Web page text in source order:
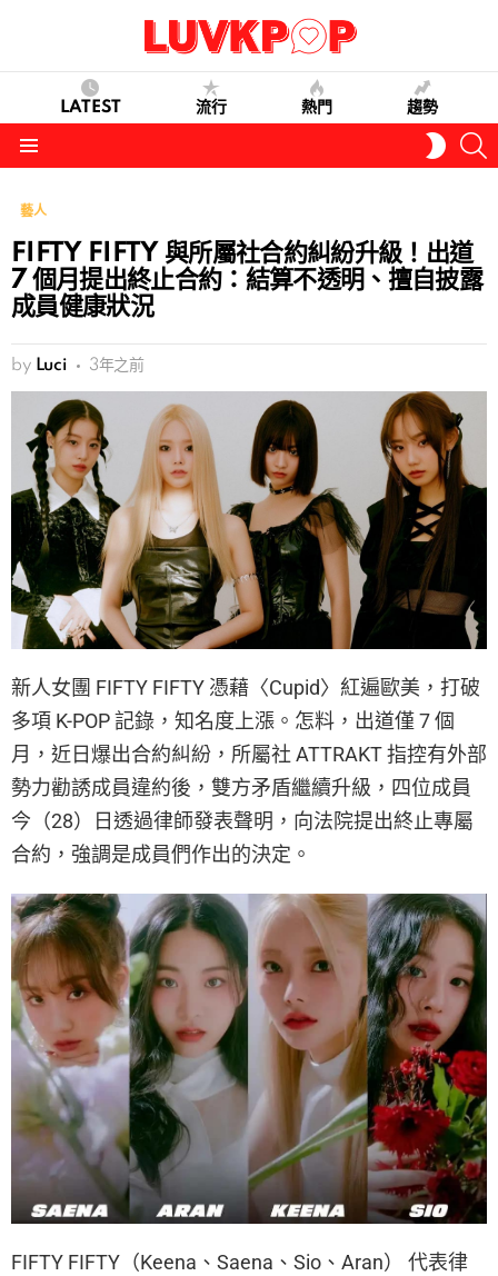
LATEST 流行 熱門 趨勢
SKIN
藝人
FIFTY FIFTY 與所屬社合約糾紛升級！出道
7 個月提出終止合約：結算不透明、擅自披露
成員健康狀況
by Luci 3年之前
新人女團 FIFTY FIFTY 憑藉〈Cupid〉紅遍歐美，打破
多項 K-POP 記錄，知名度上漲。怎料，出道僅 7 個
月，近日爆出合約糾紛，所屬社 ATTRAKT 指控有外部
勢力勸誘成員違約後，雙方矛盾繼續升級，四位成員
今（28）日透過律師發表聲明，向法院提出終止專屬
合約，強調是成員們作出的決定。
FIFTY FIFTY（Keena、Saena、Sio、Aran） 代表律